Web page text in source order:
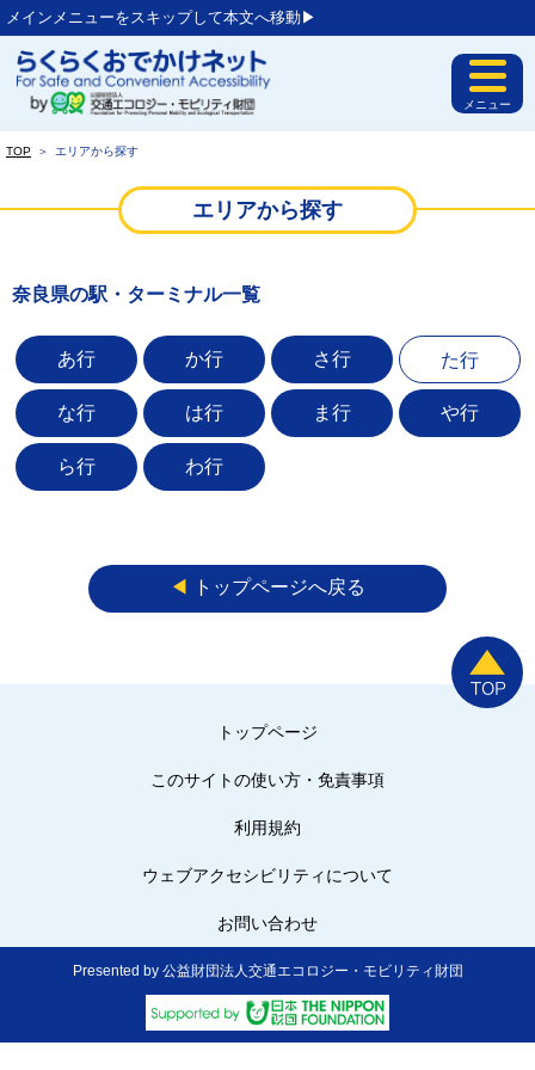
メインメニューをスキップして本文へ移動▶︎
メニュー
TOP ＞ エリアから探す
エリアから探す
奈良県の駅・ターミナル一覧
あ行 か行 さ行 た行
な行 は行 ま行 や行
ら行 わ行
◀︎ トップページへ戻る
トップページ
このサイトの使い方・免責事項
利用規約
ウェブアクセシビリティについて
お問い合わせ
Presented by 公益財団法人交通エコロジー・モビリティ財団